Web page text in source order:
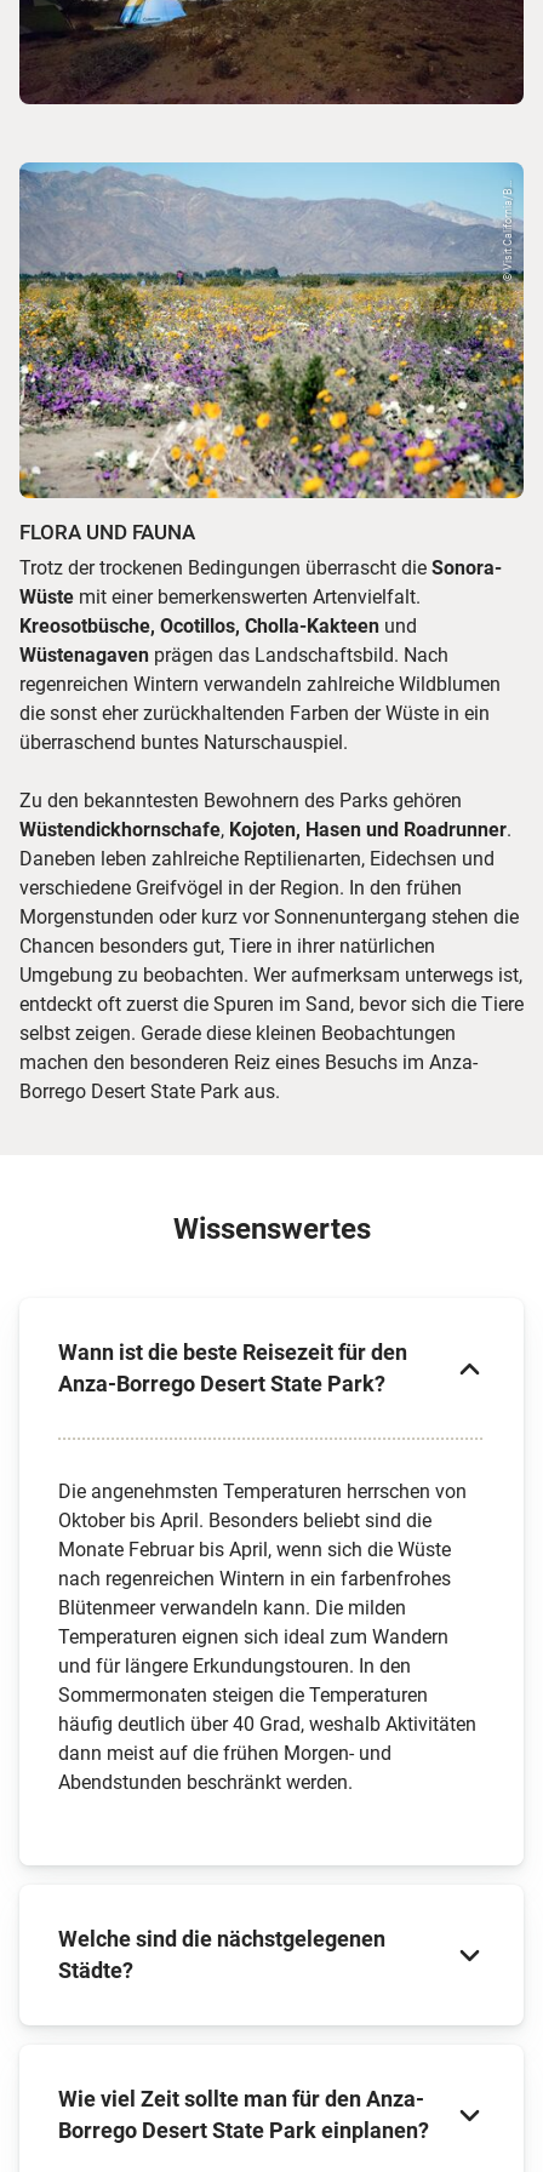
© Visit California/B...
FLORA UND FAUNA
Trotz der trockenen Bedingungen überrascht die Sonora-
Wüste mit einer bemerkenswerten Artenvielfalt.
Kreosotbüsche, Ocotillos, Cholla-Kakteen und
Wüstenagaven prägen das Landschaftsbild. Nach
regenreichen Wintern verwandeln zahlreiche Wildblumen
die sonst eher zurückhaltenden Farben der Wüste in ein
überraschend buntes Naturschauspiel.
Zu den bekanntesten Bewohnern des Parks gehören
Wüstendickhornschafe, Kojoten, Hasen und Roadrunner.
Daneben leben zahlreiche Reptilienarten, Eidechsen und
verschiedene Greifvögel in der Region. In den frühen
Morgenstunden oder kurz vor Sonnenuntergang stehen die
Chancen besonders gut, Tiere in ihrer natürlichen
Umgebung zu beobachten. Wer aufmerksam unterwegs ist,
entdeckt oft zuerst die Spuren im Sand, bevor sich die Tiere
selbst zeigen. Gerade diese kleinen Beobachtungen
machen den besonderen Reiz eines Besuchs im Anza-
Borrego Desert State Park aus.
Wissenswertes
Wann ist die beste Reisezeit für den
Anza-Borrego Desert State Park?
Die angenehmsten Temperaturen herrschen von
Oktober bis April. Besonders beliebt sind die
Monate Februar bis April, wenn sich die Wüste
nach regenreichen Wintern in ein farbenfrohes
Blütenmeer verwandeln kann. Die milden
Temperaturen eignen sich ideal zum Wandern
und für längere Erkundungstouren. In den
Sommermonaten steigen die Temperaturen
häufig deutlich über 40 Grad, weshalb Aktivitäten
dann meist auf die frühen Morgen- und
Abendstunden beschränkt werden.
Welche sind die nächstgelegenen
Städte?
idealer Ausgangspunkt für Erkundungen. Hier
finden Sie Unterkünfte, Restaurants und
Wie viel Zeit sollte man für den Anza-
Borrego Desert State Park einplanen?